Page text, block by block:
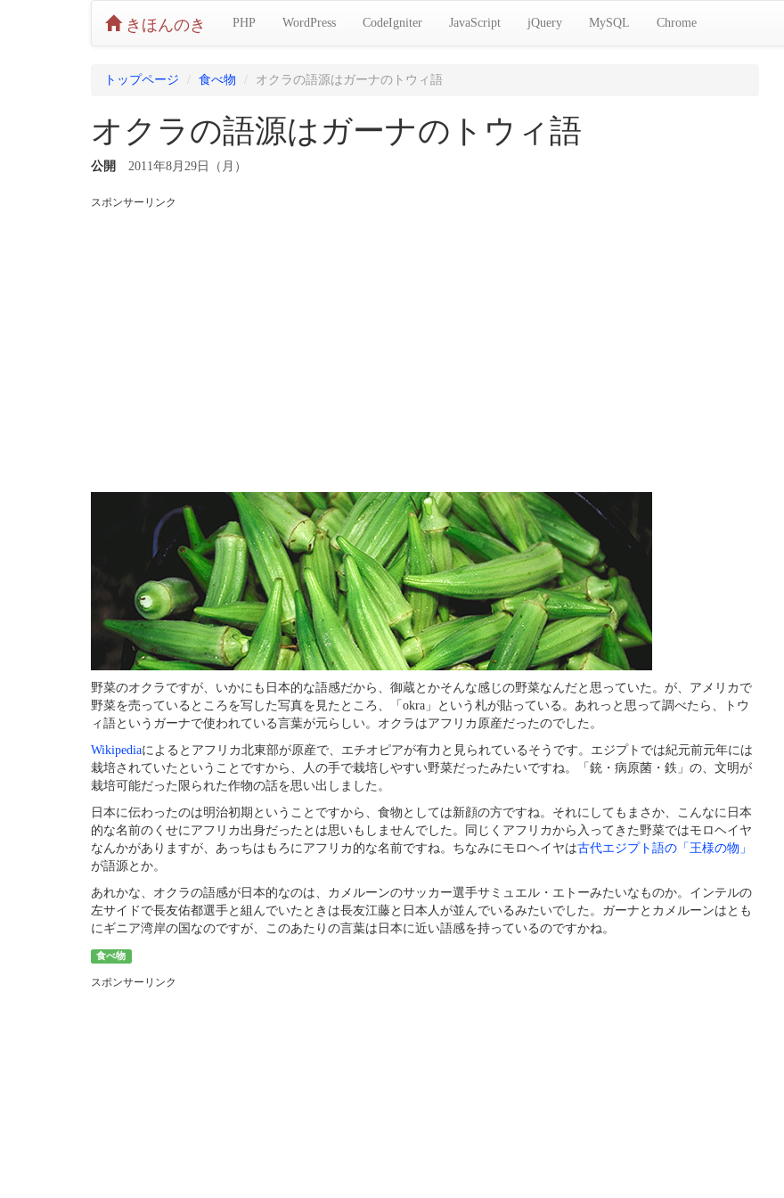
きほんのき PHP WordPress CodeIgniter JavaScript jQuery MySQL Chrome
トップページ 食べ物 オクラの語源はガーナのトウィ語
オクラの語源はガーナのトウィ語
公開 2011年8月29日（月）
スポンサーリンク
野菜のオクラですが、いかにも日本的な語感だから、御蔵とかそんな感じの野菜なんだと思っていた。が、アメリカで
野菜を売っているところを写した写真を見たところ、「okra」という札が貼っている。あれっと思って調べたら、トウ
ィ語というガーナで使われている言葉が元らしい。オクラはアフリカ原産だったのでした。
Wikipediaによるとアフリカ北東部が原産で、エチオピアが有力と見られているそうです。エジプトでは紀元前元年には
栽培されていたということですから、人の手で栽培しやすい野菜だったみたいですね。「銃・病原菌・鉄」の、文明が
栽培可能だった限られた作物の話を思い出しました。
日本に伝わったのは明治初期ということですから、食物としては新顔の方ですね。それにしてもまさか、こんなに日本
的な名前のくせにアフリカ出身だったとは思いもしませんでした。同じくアフリカから入ってきた野菜ではモロヘイヤ
なんかがありますが、あっちはもろにアフリカ的な名前ですね。ちなみにモロヘイヤは古代エジプト語の「王様の物」
が語源とか。
あれかな、オクラの語感が日本的なのは、カメルーンのサッカー選手サミュエル・エトーみたいなものか。インテルの
左サイドで長友佑都選手と組んでいたときは長友江藤と日本人が並んでいるみたいでした。ガーナとカメルーンはとも
にギニア湾岸の国なのですが、このあたりの言葉は日本に近い語感を持っているのですかね。
食べ物
スポンサーリンク